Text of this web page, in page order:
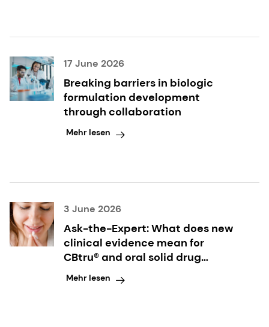
17 June 2026
Breaking barriers in biologic
formulation development
through collaboration
Mehr lesen
3 June 2026
Ask-the-Expert: What does new
clinical evidence mean for
CBtru® and oral solid drug
delivery?
Mehr lesen